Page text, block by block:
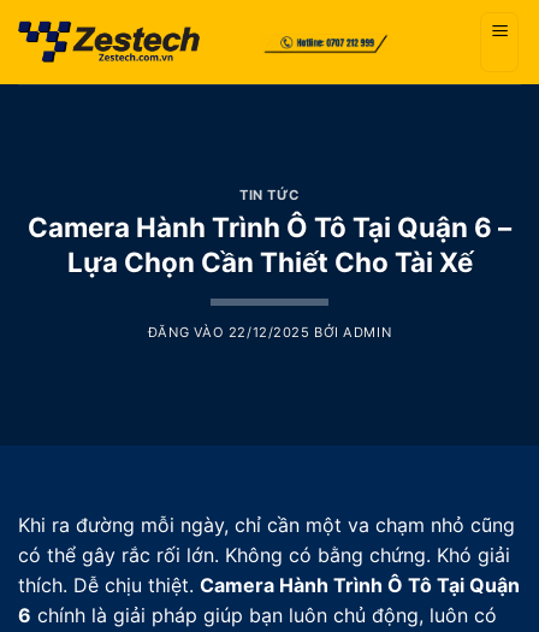
qua
TIN TỨC
Camera Hành Trình Ô Tô Tại Quận 6 –
Lựa Chọn Cần Thiết Cho Tài Xế
ĐĂNG VÀO 22/12/2025 BỞIADMIN
Khi ra đường mỗi ngày, chỉ cần một va chạm nhỏ cũng
có thể gây rắc rối lớn. Không có bằng chứng. Khó giải
thích. Dễ chịu thiệt. Camera Hành Trình Ô Tô Tại Quận
6 chính là giải pháp giúp bạn luôn chủ động, luôn có